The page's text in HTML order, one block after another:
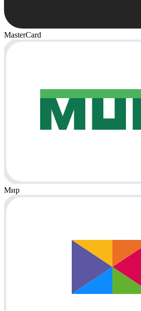
MasterCard
Мир